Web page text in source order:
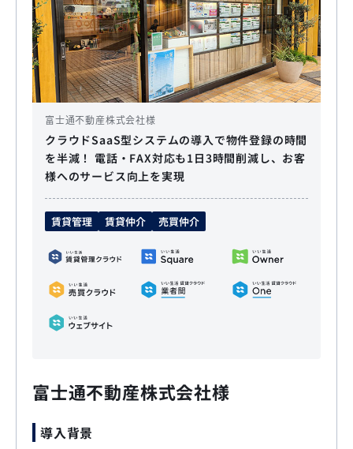
富士通不動産株式会社様
クラウドSaaS型システムの導入で物件登録の時間
を半減！ 電話・FAX対応も1日3時間削減し、お客
様へのサービス向上を実現
賃貸管理 賃貸仲介 売買仲介
富士通不動産株式会社様
導入背景